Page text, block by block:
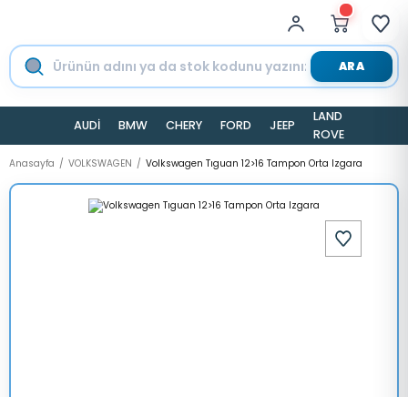
ARA
AUDİ BMW CHERY FORD JEEP
LAND
ROVER
Anasayfa VOLKSWAGEN Volkswagen Tıguan 12>16 Tampon Orta Izgara